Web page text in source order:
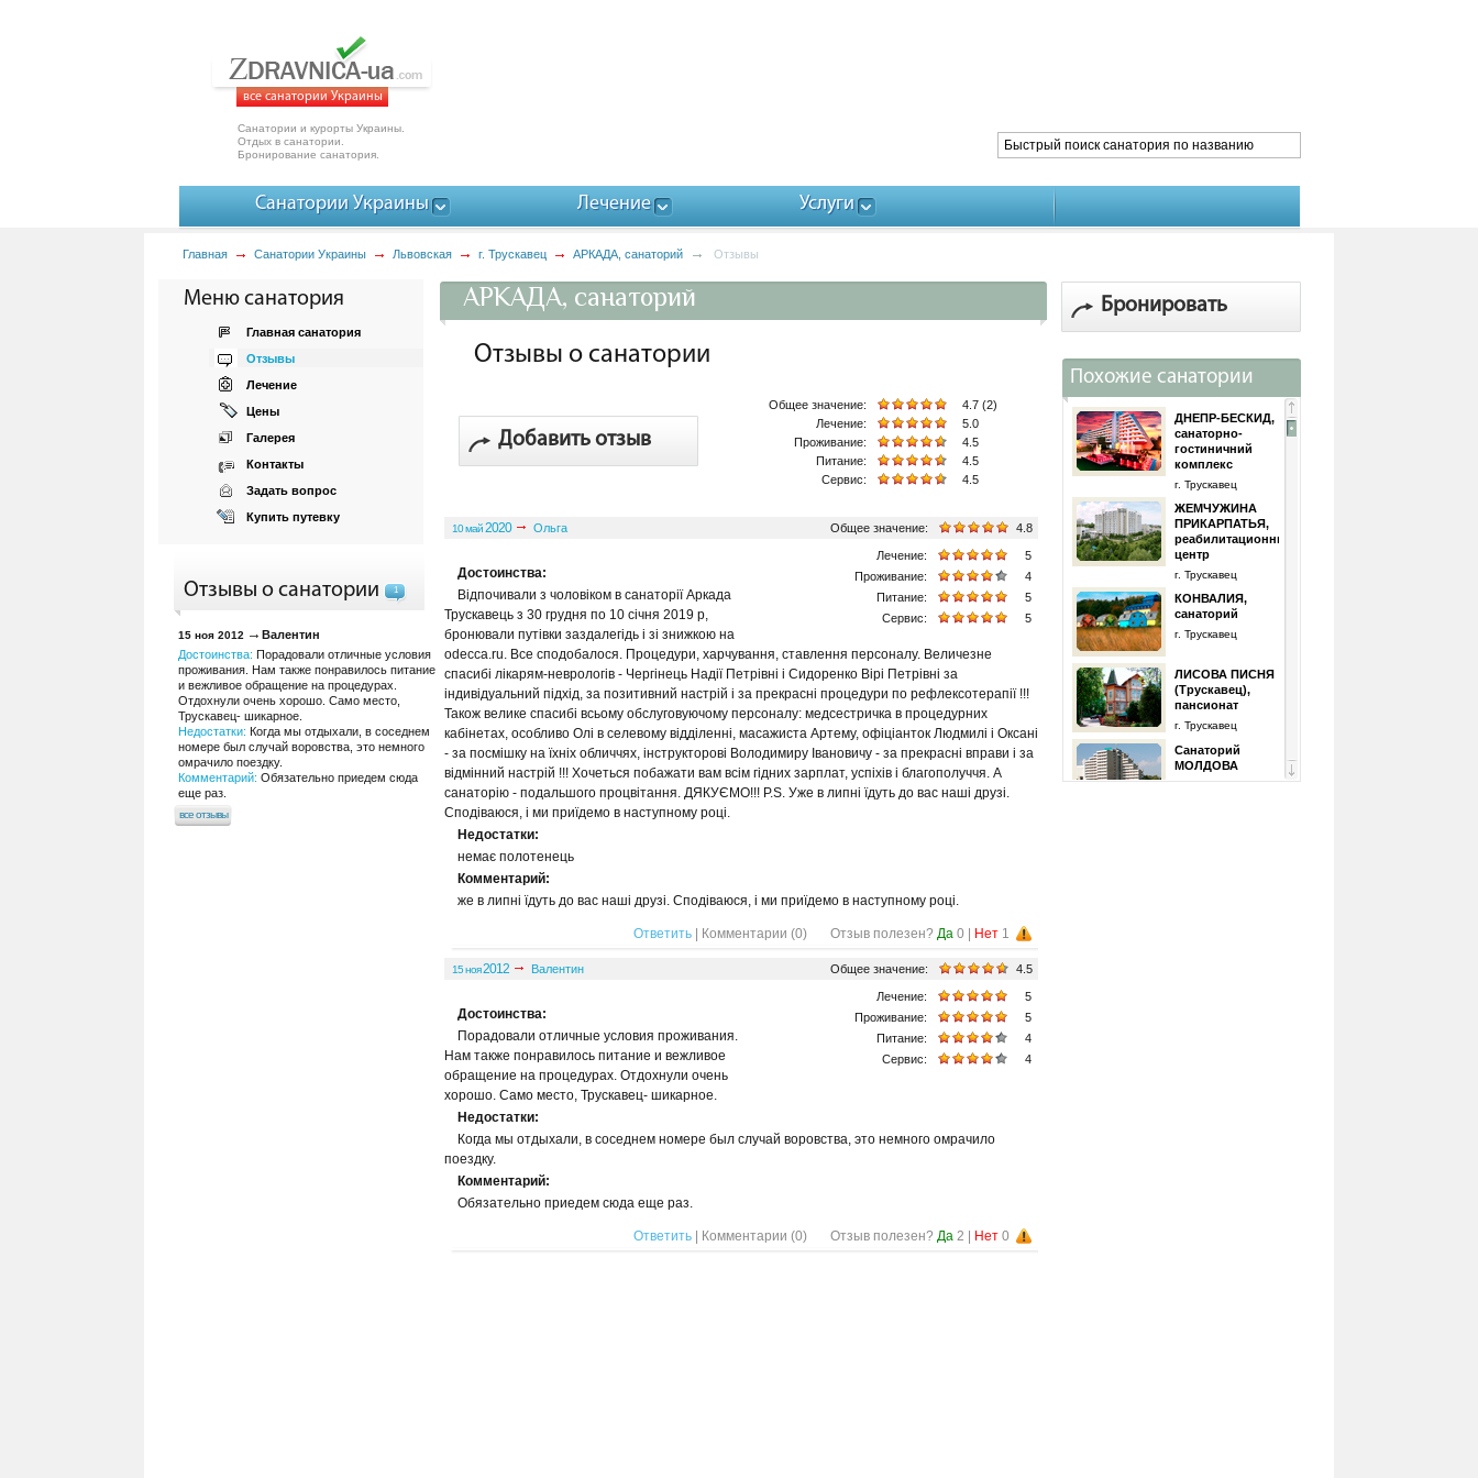
все санатории Украины
Санатории и курорты Украины.
Отдых в санатории.
Бронирование санатория.
Санатории Украины Лечение Услуги
Главная Санатории Украины Львовская г. Трускавец АРКАДА, санаторий Отзывы
АРКАДА, санаторий
Отзывы о санатории
Добавить отзыв
4.7 (2)
Общее значение:
5.0
Лечение:
4.5
Проживание:
4.5
Питание:
4.5
Сервис:
10 май2020 Ольга 4.8
Общее значение:
5
Лечение:
4
Проживание:
5
Питание:
5
Сервис:
Достоинства:
Відпочивали з чоловіком в санаторії Аркада
Трускавець з 30 грудня по 10 січня 2019 р,
бронювали путівки заздалегідь і зі знижкою на
odecca.ru. Все сподобалося. Процедури, харчування, ставлення персоналу. Величезне
спасибі лікарям-неврологів - Чергінець Надії Петрівні і Сидоренко Вірі Петрівні за
індивідуальний підхід, за позитивний настрій і за прекрасні процедури по рефлексотерапії !!!
Також велике спасибі всьому обслуговуючому персоналу: медсестричка в процедурних
кабінетах, особливо Олі в селевому відділенні, масажиста Артему, офіціанток Людмилі і Оксані
- за посмішку на їхніх обличчях, інструкторові Володимиру Івановичу - за прекрасні вправи і за
відмінний настрій !!! Хочеться побажати вам всім гідних зарплат, успіхів і благополуччя. А
санаторію - подальшого процвітання. ДЯКУЄМО!!! P.S. Уже в липні їдуть до вас наші друзі.
Сподіваюся, і ми приїдемо в наступному році.
Недостатки:
немає полотенець
Комментарий:
же в липні їдуть до вас наші друзі. Сподіваюся, і ми приїдемо в наступному році.
Ответить | Комментарии (0) Отзыв полезен? Да 0 Нет 1
15 ноя2012 Валентин 4.5
Общее значение:
5
Лечение:
5
Проживание:
4
Питание:
4
Сервис:
Достоинства:
Порадовали отличные условия проживания.
Нам также понравилось питание и вежливое
обращение на процедурах. Отдохнули очень
хорошо. Само место, Трускавец- шикарное.
Недостатки:
Когда мы отдыхали, в соседнем номере был случай воровства, это немного омрачило
поездку.
Комментарий:
Обязательно приедем сюда еще раз.
Ответить | Комментарии (0) Отзыв полезен? Да 2 Нет 0
Бронировать
Похожие санатории
ДНЕПР-БЕСКИД,
санаторно-
гостиничний
комплекс
г. Трускавец
ЖЕМЧУЖИНА
ПРИКАРПАТЬЯ,
реабилитационный
центр
г. Трускавец
КОНВАЛИЯ,
санаторий
г. Трускавец
ЛИСОВА ПИСНЯ
(Трускавец),
пансионат
г. Трускавец
Санаторий
МОЛДОВА
г. Трускавец
Меню санатория
Главная санатория
Отзывы
Лечение
Цены
Галерея
Контакты
Задать вопрос
Купить путевку
Отзывы о санатории 1
15 ноя 2012
Валентин
Достоинства: Порадовали отличные условия
проживания. Нам также понравилось питание
и вежливое обращение на процедурах.
Отдохнули очень хорошо. Само место,
Трускавец- шикарное.
Недостатки: Когда мы отдыхали, в соседнем
номере был случай воровства, это немного
омрачило поездку.
Комментарий: Обязательно приедем сюда
еще раз.
все отзывы